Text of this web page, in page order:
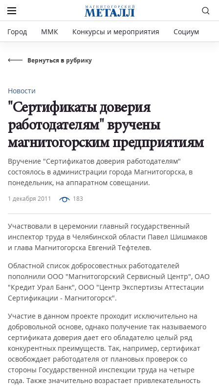
Город ММК Конкурсы и мероприятия Социум
Вернуться в рубрику
1 декабря 2011 183
Новости
"Сертификаты доверия
работодателям" вручены
магнитогорским предприятиям
Вручение "Сертификатов доверия работодателям"
состоялось в администрации города Магнитогорска, в
понедельник, на аппаратном совещании.
Участвовали в церемонии главный государственный
инспектор труда в Челябинской области Павел Шишмаков
и глава Магнитогорска Евгений Тефтелев.
Областной список добросовестных работодателей
пополнили ООО "Магнитогорский Сервисный Центр", ОАО
"Кредит Урал Банк", ООО "Центр Экспертизы Аттестации
Сертификации - Магнитогорск".
Участие в данном проекте проходит исключительно на
добровольной основе, однако получение так называемого
сертификата доверия дает его обладателю целый ряд
конкурентных преимуществ. Так, например, сертификат
освобождает работодателя от плановых проверок со
стороны Государственной инспекции труда на четыре
года. Также значительно возрастает привлекательность